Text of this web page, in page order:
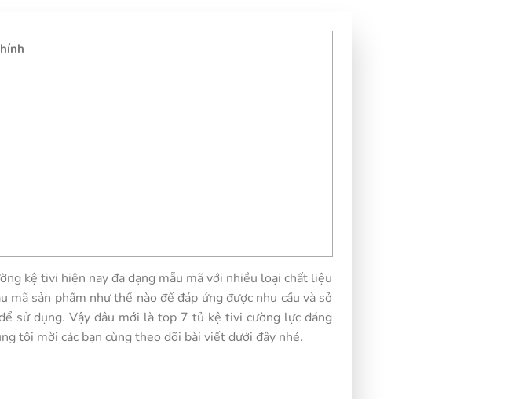
kệ tivi hiện nay đa dạng mẫu mã với nhiều loại chất liệu
sản phẩm như thế nào để đáp ứng được nhu cầu và sở
sử dụng. Vậy đâu mới là top 7 tủ kệ tivi cường lực đáng
tôi mời các bạn cùng theo dõi bài viết dưới đây nhé.